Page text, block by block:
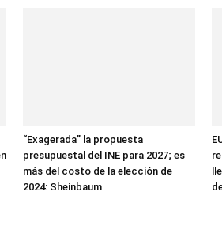
“Exagerada” la propuesta
presupuestal del INE para 2027; es
más del costo de la elección de
2024: Sheinbaum